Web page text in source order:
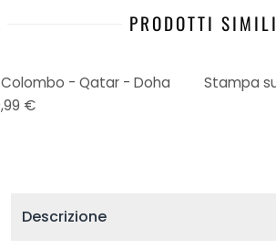
PRODOTTI SIMILI
- Qatar - Doha
€
Descrizione